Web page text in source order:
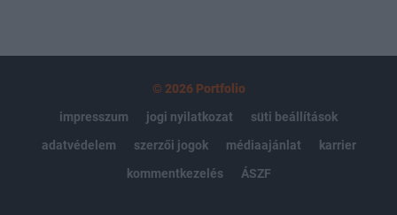
© 2026 Portfolio
impresszum
jogi nyilatkozat
süti beállítások
adatvédelem
szerzői jogok médiaajánlat
karrier
kommentkezelés
ÁSZF